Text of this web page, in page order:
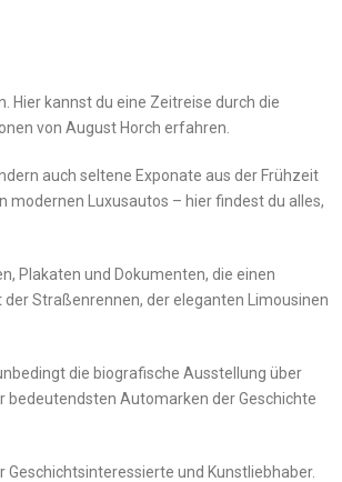
Hier‍ kannst du eine Zeitreise durch​ die
von August Horch erfahren.
auch ​seltene‌ Exponate⁣ aus der ⁢Frühzeit
modernen ​Luxusautos – hier findest⁣ du alles,
Plakaten und Dokumenten, die einen
Straßenrennen, der eleganten Limousinen
die biografische Ausstellung über
bedeutendsten Automarken der Geschichte
und Kunstliebhaber.